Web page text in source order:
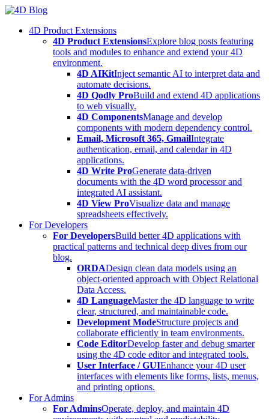
Skip
content4D Product Extensions
4D Product ExtensionsExplore blog posts featuring
tools and modules to enhance and extend your 4D
environment.
4D AIKitInject semantic AI to interpret data and
automate decisions.
4D Qodly ProBuild and extend 4D applications
to web visually.
4D ComponentsManage and develop
components with modern dependency control.
Email, Microsoft 365, GmailIntegrate
authentication, email, and calendar in 4D
applications.
4D Write ProGenerate data-driven
documents with the 4D word processor and
integrated AI assistant.
4D View ProVisualize data and manage
spreadsheets effectively.
For Developers
For DevelopersBuild better 4D applications with
practical patterns and technical deep dives from our
blog.
ORDADesign clean data models using an
object-oriented approach with Object Relational
Data Access.
4D LanguageMaster the 4D language to write
clear, structured, and maintainable code.
Development ModeStructure projects and
collaborate efficiently in team environments.
Code EditorDevelop faster and debug smarter
using the 4D code editor and integrated tools.
User Interface / GUIEnhance your 4D user
interfaces with elements like forms, lists, menus,
and printing options.
For Admins
For AdminsOperate, deploy, and maintain 4D